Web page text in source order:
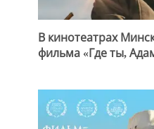
В кинотеатрах
фильма «Где ты,